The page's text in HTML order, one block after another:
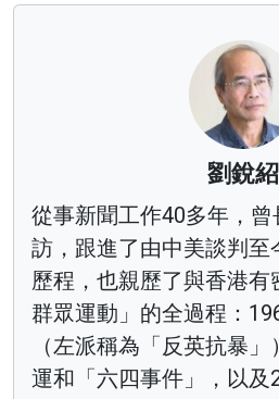
劉銳紹
從事新聞工作40多年，
訪，跟進了由中美談判至
歷程，也親歷了與香港
群眾運動」的全過程：
（左派稱為「反英抗暴
運和「六四事件」，以及